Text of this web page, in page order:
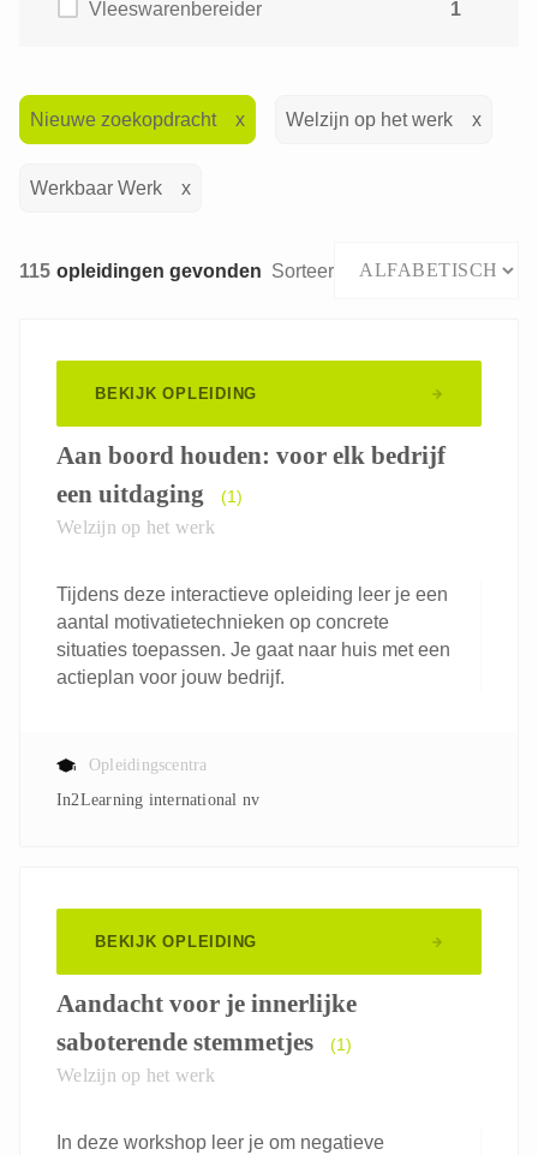
Vleeswarenbereider 1
Nieuwe zoekopdracht Welzijn op het werk
Werkbaar Werk
115 opleidingen gevonden Sorteer
BEKIJK OPLEIDING
Aan boord houden: voor elk bedrijf
een uitdaging
(1)
Welzijn op het werk
Tijdens deze interactieve opleiding leer je een
aantal motivatietechnieken op concrete
situaties toepassen. Je gaat naar huis met een
actieplan voor jouw bedrijf.
Opleidingscentra
In2Learning international nv
BEKIJK OPLEIDING
Aandacht voor je innerlijke
saboterende stemmetjes
(1)
Welzijn op het werk
In deze workshop leer je om negatieve